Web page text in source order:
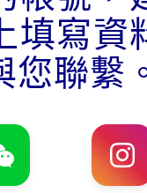
填寫資
您聯繫